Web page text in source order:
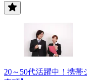
20～50代活躍中！携